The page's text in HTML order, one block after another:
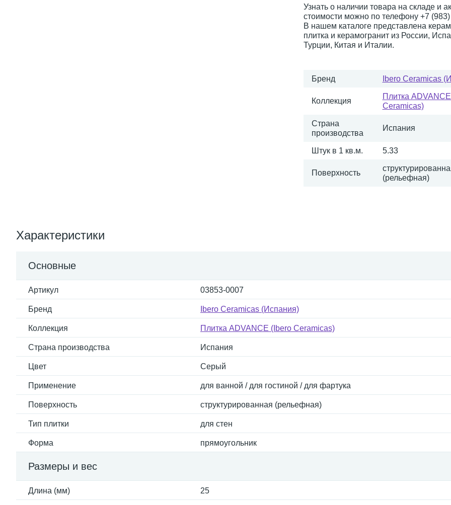
Узнать о наличии товара на складе и
стоимости можно по телефону +7
В нашем каталоге представлена
плитка и керамогранит из России,
Турции, Китая и Италии.
Бренд Ibero Ceramicas
Коллекция
Плитка
Ceramicas)
Страна
производства
Испания
Штук в 1 кв.м. 5.33
Поверхность
(рельефная)
Характеристики
Основные
Артикул 03853-0007
Бренд Ibero Ceramicas (Испания)
Коллекция Плитка ADVANCE (Ibero Ceramicas)
Страна производства Испания
Цвет Серый
Применение для ванной / для гостиной / для фартука
Поверхность структурированная (рельефная)
Тип плитки для стен
Форма прямоугольник
Размеры и вес
Длина (мм) 25